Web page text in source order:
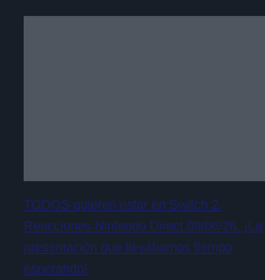
TODOS quieren estar en Switch 2.
Reacciones Nintendo Direct 09/06/26. ¡La
presentación que llevábamos tiempo
esperando!